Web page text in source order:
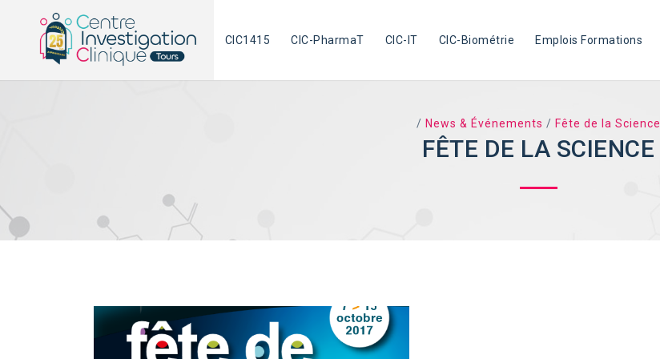
content
CIC1415 CIC-PharmaT CIC-IT CIC-Biométrie Emplois Formations
/ News & Événements / Fête de la Science
TAG ARCHIVES:
FÊTE DE LA SCIENCE